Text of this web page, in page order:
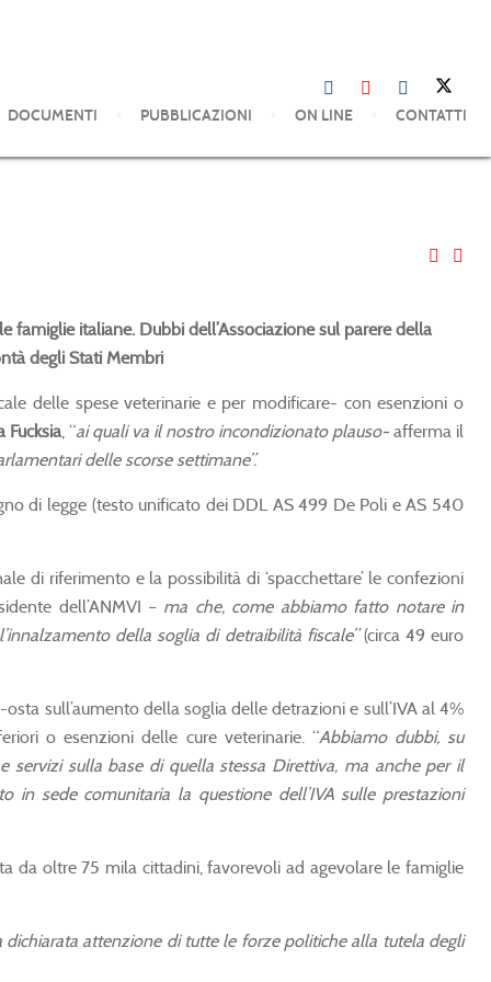
DOCUMENTI PUBBLICAZIONI ON LINE CONTATTI
italiane. Dubbi dell’Associazione sul parere della
degli Stati Membri
delle spese veterinarie e per modificare- con esenzioni o
Fucksia, “ai quali va il nostro incondizionato plauso- afferma il
delle scorse settimane”.
di legge (testo unificato dei DDL AS 499 De Poli e AS 540
di riferimento e la possibilità di ‘spacchettare’ le confezioni
dell’ANMVI – ma che, come abbiamo fatto notare in
della soglia di detraibilità fiscale”(circa 49 euro
sull’aumento della soglia delle detrazioni e sull’IVA al 4%
o esenzioni delle cure veterinarie. “Abbiamo dubbi, su
sulla base di quella stessa Direttiva, ma anche per il
sede comunitaria la questione dell’IVA sulle prestazioni
da oltre 75 mila cittadini, favorevoli ad agevolare le famiglie
attenzione di tutte le forze politiche alla tutela degli